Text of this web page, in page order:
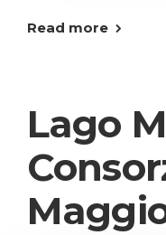
Read more
Lago